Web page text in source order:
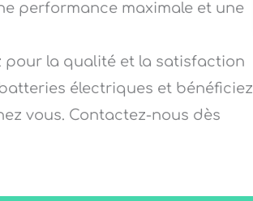
performance maximale et une
pour la qualité et la satisfaction
électriques et bénéficiez
vous. Contactez-nous dès